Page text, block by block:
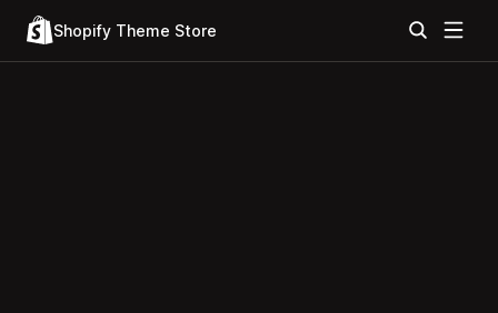
Shopify Theme Store